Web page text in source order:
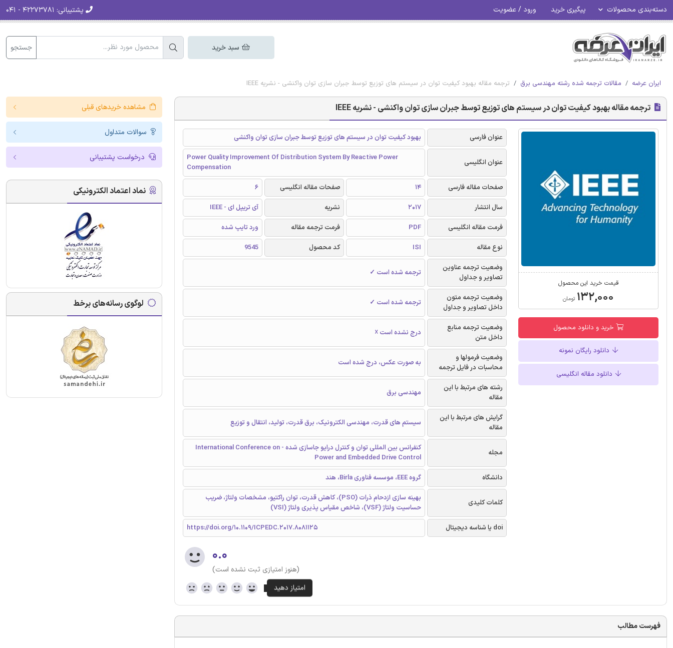
دسته‌بندی محصولات پیگیری خرید ورود / عضویت پشتیبانی:
سبد خرید جستجو
ایران عرضه مقالات ترجمه شده رشته مهندسی برق ترجمه مقاله بهبود کیفیت توان در سیستم های توزیع توسط جبران سازی توان واکنشی - نشریه IEEE
ترجمه مقاله بهبود کیفیت توان در سیستم های توزیع توسط جبران سازی توان واکنشی - نشریه IEEE
قیمت خرید این محصول
۱۳۲,۰۰۰ تومان
خرید و دانلود محصول
دانلود رایگان نمونه
دانلود مقاله انگلیسی
عنوان فارسی بهبود کیفیت توان در سیستم های توزیع توسط جبران سازی توان واکنشی
عنوان انگلیسی
Power Quality Improvement Of Distribution System By Reactive Power
Compensation
صفحات مقاله فارسی
14 صفحات مقاله انگلیسی
6
سال انتشار
2017 نشریه
آی تریپل ای - IEEE
فرمت مقاله انگلیسی
PDF فرمت ترجمه مقاله
ورد تایپ شده
نوع مقاله
ISI کد محصول
9545
وضعیت ترجمه عناوین
تصاویر و جداول
ترجمه شده است ✓
وضعیت ترجمه متون
داخل تصاویر و جداول
ترجمه شده است ✓
وضعیت ترجمه منابع
داخل متن
درج نشده است ☓
وضعیت فرمولها و
محاسبات در فایل ترجمه
به صورت عکس، درج شده است
رشته های مرتبط با این
مقاله
مهندسی برق
گرایش های مرتبط با این
مقاله
سیستم های قدرت، مهندسی الکترونیک، برق قدرت، تولید، انتقال و توزیع
مجله
کنفرانس بین المللی توان و کنترل درایو جاسازی شده - International Conference on
Power and Embedded Drive Control
دانشگاه
گروه EEE، موسسه فناوری Birla، هند
کلمات کلیدی
بهینه سازی ازدحام ذرات (PSO)، كاهش قدرت، توان راكتيو، مشخصات ولتاژ، ضریب
حساسیت ولتاژ (VSF)، شاخص مقیاس پذیری ولتاژ (VSI)
doi یا شناسه دیجیتال
https://doi.org/10.1109/ICPEDC.2017.8081125
۰.۰
(هنوز امتیازی ثبت نشده است)
فهرست مطالب
مشاهده خریدهای قبلی
سوالات متداول
درخواست پشتیبانی
نماد اعتماد الکترونیکی
لوگوی رسانه‌های برخط